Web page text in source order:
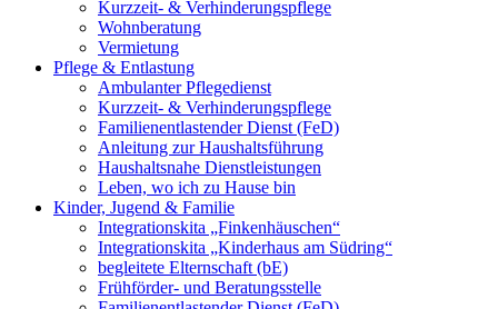
Kurzzeit- & Verhinderungspflege
Wohnberatung
Vermietung
Pflege & Entlastung
Ambulanter Pflegedienst
Kurzzeit- & Verhinderungspflege
Familienentlastender Dienst (FeD)
Anleitung zur Haushaltsführung
Haushaltsnahe Dienstleistungen
Leben, wo ich zu Hause bin
Kinder, Jugend & Familie
Integrationskita „Finkenhäuschen“
Integrationskita „Kinderhaus am Südring“
begleitete Elternschaft (bE)
Frühförder- und Beratungsstelle